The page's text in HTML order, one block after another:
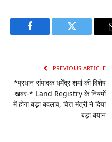
Facebook Twitter
PREVIOUS ARTICLE
*प्रधान संपादक धर्मेंद्र शर्मा की विशेष
खबर-* Land Registry के नियमों
में होगा बड़ा बदलाव, वित्त मंत्री ने दिया
बड़ा बयान